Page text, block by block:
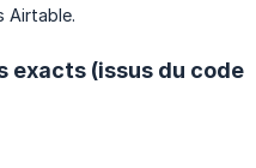
Airtable.
exacts (issus du code